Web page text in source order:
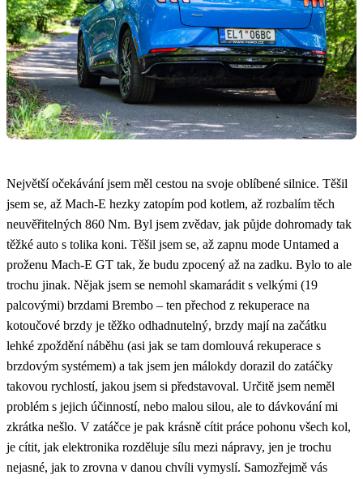
Největší očekávání jsem měl cestou na svoje oblíbené silnice. Těšil
jsem se, až Mach-E hezky zatopím pod kotlem, až rozbalím těch
neuvěřitelných 860 Nm. Byl jsem zvědav, jak půjde dohromady tak
těžké auto s tolika koni. Těšil jsem se, až zapnu mode Untamed a
proženu Mach-E GT tak, že budu zpocený až na zadku. Bylo to ale
trochu jinak. Nějak jsem se nemohl skamarádit s velkými (19
palcovými) brzdami Brembo – ten přechod z rekuperace na
kotoučové brzdy je těžko odhadnutelný, brzdy mají na začátku
lehké zpoždění náběhu (asi jak se tam domlouvá rekuperace s
brzdovým systémem) a tak jsem jen málokdy dorazil do zatáčky
takovou rychlostí, jakou jsem si představoval. Určitě jsem neměl
problém s jejich účinností, nebo malou silou, ale to dávkování mi
zkrátka nešlo. V zatáčce je pak krásně cítit práce pohonu všech kol,
je cítit, jak elektronika rozděluje sílu mezi nápravy, jen je trochu
nejasné, jak to zrovna v danou chvíli vymyslí. Samozřejmě vás